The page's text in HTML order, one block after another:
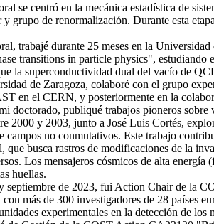
se centró en la mecánica estadística de
grupo de renormalización. Durante esta
trabajé durante 25 meses en la
transitions in particle physics",
la superconductividad dual del vacío de
de Zaragoza, colaboré con el grupo
en el CERN, y posteriormente en la
doctorado, publiqué trabajos pioneros
2000 y 2003, junto a José Luis Cortés,
campos no conmutativos. Este trabajo
que busca rastros de modificaciones de la
Los mensajeros cósmicos de alta
huellas.
septiembre de 2023, fui Action Chair de la
con más de 300 investigadores de 28 países
experimentales en la detección de